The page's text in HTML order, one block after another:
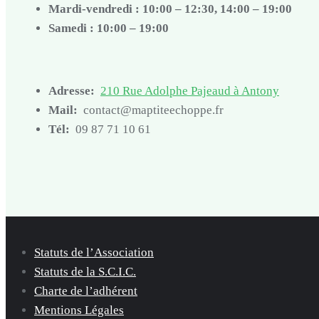
Mardi-vendredi : 10:00 – 12:30, 14:00 – 19:00
Samedi : 10:00 – 19:00
Adresse: 210 Rue Adolphe Pajeaud à Antony
Mail: contact@maptiteechoppe.fr
Tél: 09 87 71 10 61
Statuts de l’Association
Statuts de la S.C.I.C.
Charte de l’adhérent
Mentions Légales